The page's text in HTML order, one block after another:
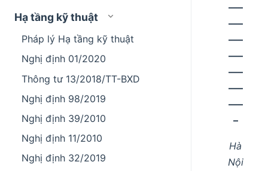
Hạ tầng kỹ thuật
Pháp lý Hạ tầng kỹ thuật
Nghị định 01/2020
Thông tư 13/2018/TT-BXD
Nghị định 98/2019
Nghị định 39/2010
Nghị định 11/2010
Nghị định 32/2019
–––
–––
–––
–––
–––
–––
–––
–
Hà
Nội